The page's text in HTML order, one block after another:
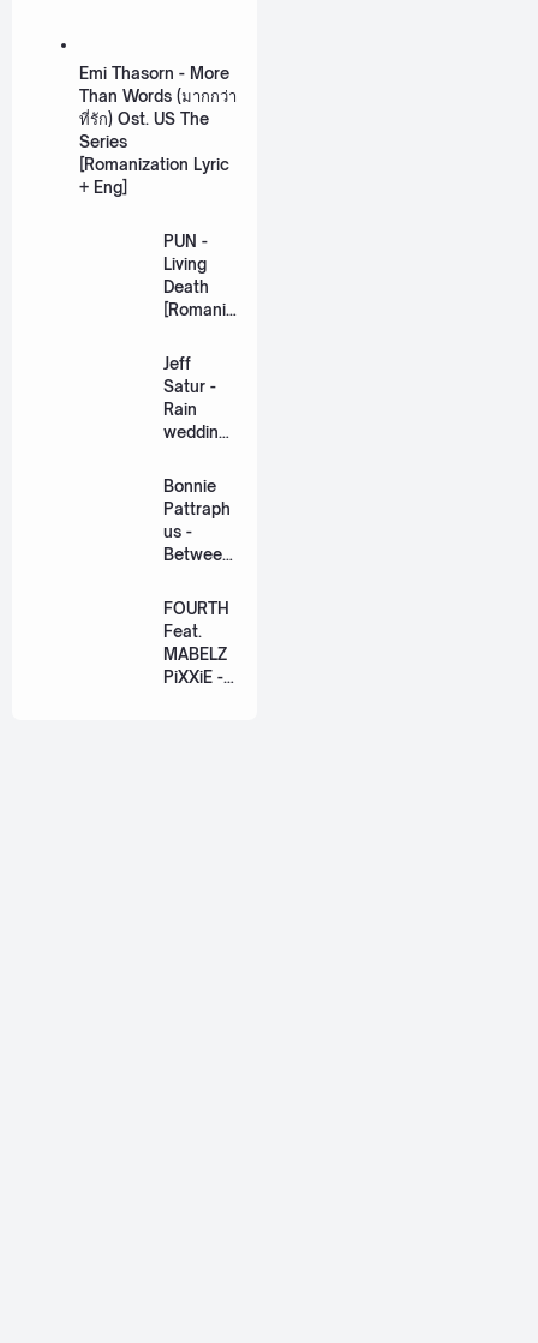
Emi Thasorn - More
Than Words (มากกว่า
ที่รัก) Ost. US The
Series
[Romanization Lyric
+ Eng]
PUN -
Living
Death
[Romaniz
Lyric +
Eng]
Jeff
Satur -
Rain
wedding
วิวาห์)
Ost. The
Paradise
of Thorns
Lyric +
Eng]
Bonnie
Pattraph
us -
Between
US The
Series
[Romaniz
ation
FOURTH
Feat.
MABELZ
PiXXiE -